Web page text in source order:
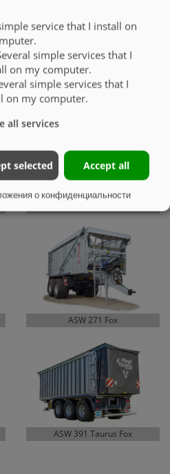
ASW 271 Fox
ASW 391 Taurus Fox
service that I install on
simple services that I
on my computer.
simple services that I
on my computer.
all services
selected Accept all
о конфиденциальности